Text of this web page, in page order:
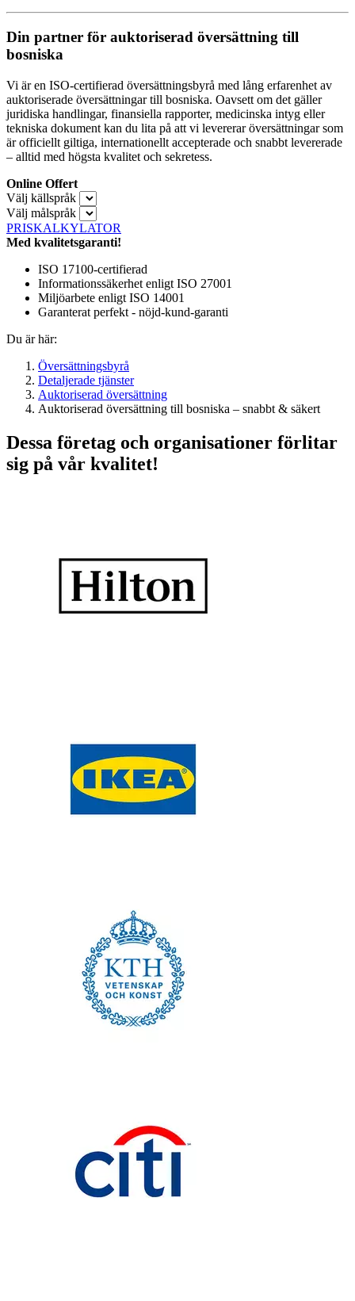
Din partner för auktoriserad översättning till
bosniska
Vi är en ISO-certifierad översättningsbyrå med lång erfarenhet av
auktoriserade översättningar till bosniska. Oavsett om det gäller
juridiska handlingar, finansiella rapporter, medicinska intyg eller
tekniska dokument kan du lita på att vi levererar översättningar som
är officiellt giltiga, internationellt accepterade och snabbt levererade
– alltid med högsta kvalitet och sekretess.
Online Offert
Välj källspråk
Välj målspråk
PRISKALKYLATOR
Med kvalitetsgaranti!
ISO 17100-certifierad
Informationssäkerhet enligt ISO 27001
Miljöarbete enligt ISO 14001
Garanterat perfekt - nöjd-kund-garanti
Du är här:
Översättningsbyrå
Detaljerade tjänster
Auktoriserad översättning
Auktoriserad översättning till bosniska – snabbt & säkert
Dessa företag och organisationer förlitar
sig på vår kvalitet!